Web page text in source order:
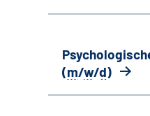
(m/w/d)